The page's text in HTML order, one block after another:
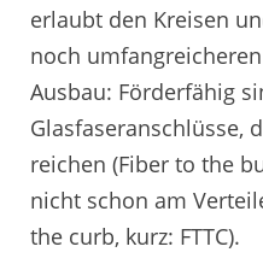
erlaubt den Kreisen
noch
Ausbau: Förderfähig
Glasfaseranschlüsse,
reichen (Fiber to the
nicht schon am
the curb, kurz: FTTC).